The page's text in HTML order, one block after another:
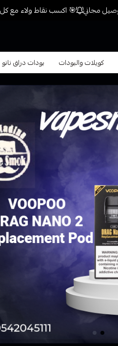
🎯 اكسب نقاط ولاء مع كل
كويلات والبودات بودات دراق نانو 2 من فوبو VOOPOO DRAG NANO